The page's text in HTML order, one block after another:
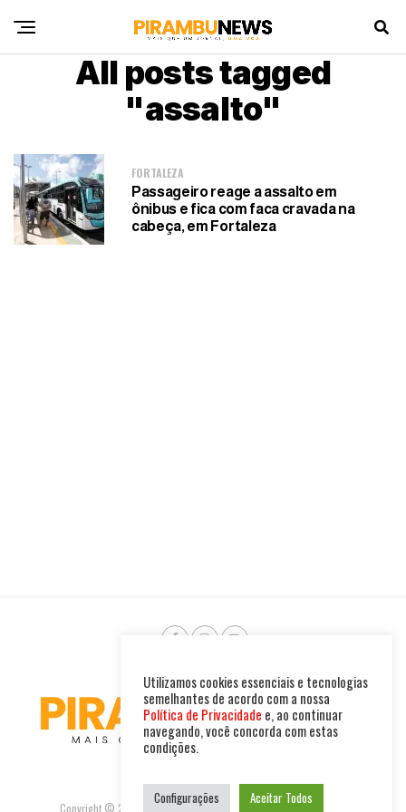
All posts tagged
"assalto"
FORTALEZA
Passageiro reage a assalto em
ônibus e fica com faca cravada na
cabeça, em Fortaleza
Copyright © 2025. Todos os direitos reservados. PIRAMBU NEWS
Utilizamos cookies essenciais e tecnologias
semelhantes de acordo com a nossa
Política de Privacidade e, ao continuar
navegando, você concorda com estas
condições.
Configurações Aceitar Todos